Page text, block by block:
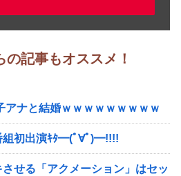
の記事もオススメ！
アナと結婚ｗｗｗｗｗｗｗｗｗ
組初出演ｷﾀ━(ﾟ∀ﾟ)━!!!!
せる「アクメーション」はセッ